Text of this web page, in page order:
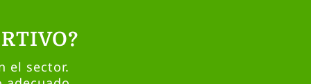
el sector.